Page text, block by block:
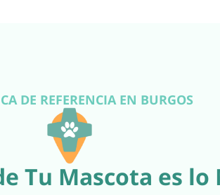
DE REFERENCIA EN BURGOS
Tu Mascota es